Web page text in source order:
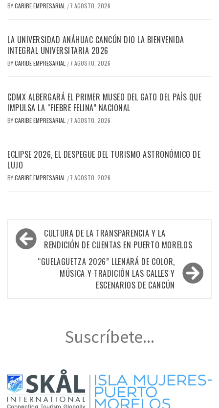
BYCARIBE EMPRESARIAL / 7 AGOSTO, 2026
LA UNIVERSIDAD ANÁHUAC CANCÚN DIO LA BIENVENIDA
INTEGRAL UNIVERSITARIA 2026
BYCARIBE EMPRESARIAL / 7 AGOSTO, 2026
CDMX ALBERGARÁ EL PRIMER MUSEO DEL GATO DEL PAÍS QUE
IMPULSA LA “FIEBRE FELINA” NACIONAL
BYCARIBE EMPRESARIAL / 7 AGOSTO, 2026
ECLIPSE 2026, EL DESPEGUE DEL TURISMO ASTRONÓMICO DE
LUJO
BYCARIBE EMPRESARIAL / 7 AGOSTO, 2026
Navegación
de
entradas
CULTURA DE LA TRANSPARENCIA Y LA
RENDICIÓN DE CUENTAS EN PUERTO MORELOS
“GUELAGUETZA 2026” LLENARÁ DE COLOR,
MÚSICA Y TRADICIÓN LAS CALLES Y
ESCENARIOS DE CANCÚN
Suscríbete...